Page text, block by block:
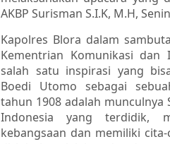
AKBP Surisman S.I.K, M.H,
Kapolres Blora dalam
Kementrian Komunikasi dan
salah satu inspirasi yang
Boedi Utomo sebagai
tahun 1908 adalah munculnya
Indonesia yang terdidik,
kebangsaan dan memiliki